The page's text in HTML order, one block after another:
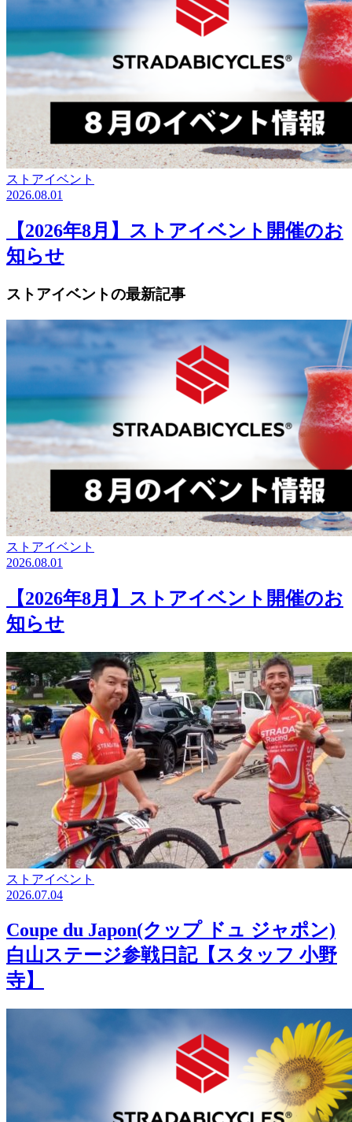
ストアイベント
2026.08.01
【2026年8月】ストアイベント開催のお
知らせ
ストアイベントの最新記事
ストアイベント
2026.08.01
【2026年8月】ストアイベント開催のお
知らせ
ストアイベント
2026.07.04
Coupe du Japon(クップ ドュ ジャポン)
白山ステージ参戦日記【スタッフ 小野
寺】